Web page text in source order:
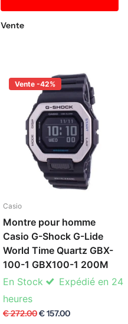
Vente
Vente -42%
Casio
Montre pour homme
Casio G-Shock G-Lide
World Time Quartz GBX-
100-1 GBX100-1 200M
En Stock
Expédié en 24
heures
€ 272.00€ 157.00